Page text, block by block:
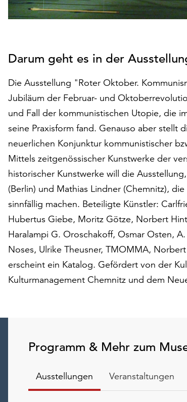
Darum geht es in der
Die Ausstellung "Roter Oktober.
Jubiläum der Februar- und
und Fall der kommunistischen Utopie, die
seine Praxisform fand. Genauso aber stellt
neuerlichen Konjunktur kommunistischer
Mittels zeitgenössischer Kunstwerke der
historischer Kunstwerke will die
(Berlin) und Mathias Lindner (Chemnitz),
sinnfällig machen. Beteiligte Künstler:
Hubertus Giebe, Moritz Götze, Norbert
Haralampi G. Oroschakoff, Osmar Osten,
Noses, Ulrike Theusner, TMOMMA,
erscheint ein Katalog. Gefördert von der
Kulturmanagement Chemnitz und dem
Programm & Mehr zum
Ausstellungen Veranstaltungen